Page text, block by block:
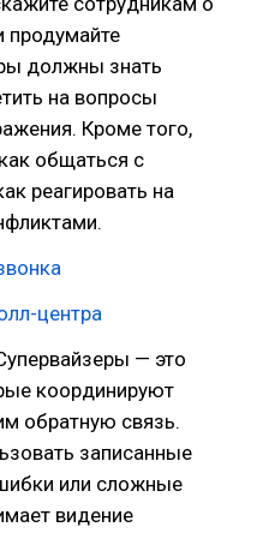
продумайте
должны знать
на вопросы
Кроме того,
общаться с
реагировать на
центра
— это
координируют
обратную связь.
записанные
или сложные
видение